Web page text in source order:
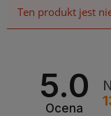
Ten produkt jest
5.0
Ocena